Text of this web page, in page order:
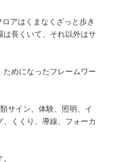
アはくまなくざっと歩き
長くいて、それ以外はサ
めになったフレームワー
サイン、体験、照明、イ
くくり、導線、フォーカ